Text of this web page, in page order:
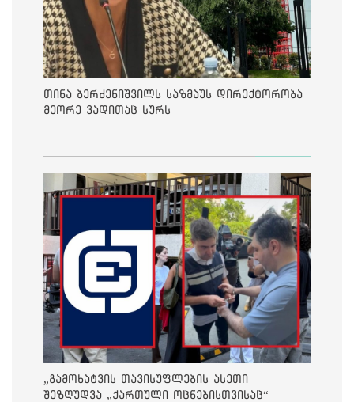
თინა ბერძენიშვილს საზმაუს დირექტორობა
მეორე ვადითაც სურს
„გამოხატვის თავისუფლების ასეთი
შეზღუდვა „ქართული ოცნებისთვისაც“